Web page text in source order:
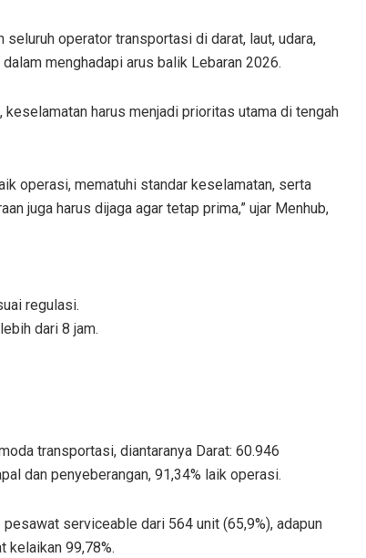
operator transportasi di darat, laut, udara,
menghadapi arus balik Lebaran 2026.
harus menjadi prioritas utama di tengah
operasi, mematuhi standar keselamatan, serta
juga harus dijaga agar tetap prima,” ujar Menhub,
regulasi.
dari 8 jam.
transportasi, diantaranya Darat: 60.946
dan penyeberangan, 91,34% laik operasi.
serviceable dari 564 unit (65,9%), adapun
kelaikan 99,78%.